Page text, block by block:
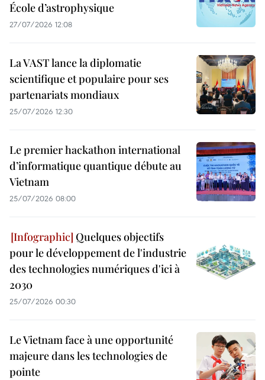
École d’astrophysique
27/07/2026 12:08
La VAST lance la diplomatie
scientifique et populaire pour ses
partenariats mondiaux
25/07/2026 12:30
Le premier hackathon international
d’informatique quantique débute au
Vietnam
25/07/2026 08:00
Quelques objectifs
pour le développement de l'industrie
des technologies numériques d'ici à
2030
25/07/2026 00:30
Le Vietnam face à une opportunité
majeure dans les technologies de
pointe